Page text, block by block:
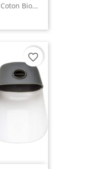
Bio...
favorite_border